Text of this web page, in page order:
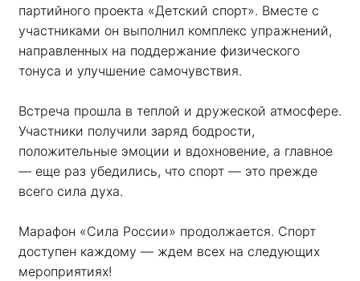
партийного проекта «Детский спорт». Вместе с
участниками он выполнил комплекс упражнений,
направленных на поддержание физического
тонуса и улучшение самочувствия.
Встреча прошла в теплой и дружеской атмосфере.
Участники получили заряд бодрости,
положительные эмоции и вдохновение, а главное
— еще раз убедились, что спорт — это прежде
всего сила духа.
Марафон «Сила России» продолжается. Спорт
доступен каждому — ждем всех на следующих
мероприятиях!